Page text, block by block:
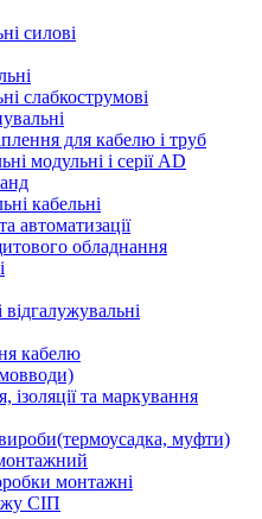
силові
слабкострумові
для кабелю і труб
модульні і серії AD
кабельні
автоматизації
обладнання
кабелю
iзоляції та маркування
муфти)
монтажні
СІП